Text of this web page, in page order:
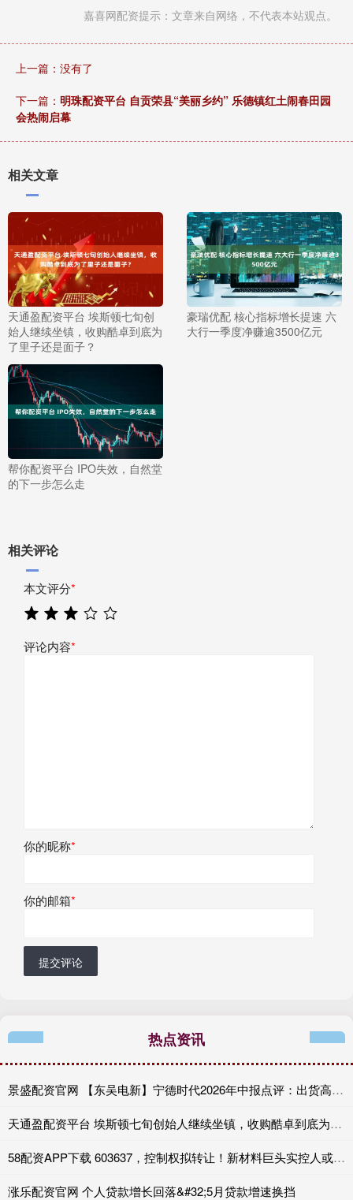
嘉喜网配资提示：文章来自网络，不代表本站观点。
上一篇：没有了
下一篇： 明珠配资平台 自贡荣县“美丽乡约” 乐德镇红土闹春田园
会热闹启幕
相关文章
天通盈配资平台 埃斯顿七旬创
始人继续坐镇，收购酷卓到底为
了里子还是面子？
豪瑞优配 核心指标增长提速 六
大行一季度净赚逾3500亿元
帮你配资平台 IPO失效，自然堂
的下一步怎么走
相关评论
本文评分*
评论内容*
你的昵称*
你的邮箱*
提交评论
热点资讯
景盛配资官网 【东吴电新】宁德时代2026年中报点评：出货高增业绩稳健，回购彰显龙头信心
天通盈配资平台 埃斯顿七旬创始人继续坐镇，收购酷卓到底为了里子还是面子？
58配资APP下载 603637，控制权拟转让！新材料巨头实控人或入主
涨乐配资官网 个人贷款增长回落&#32;5月贷款增速换挡